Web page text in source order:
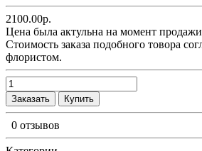
2100.00р.
Цена была актульна на момент
Cтоимость заказа подобного товора
флористом.
Заказать Купить
0 отзывов